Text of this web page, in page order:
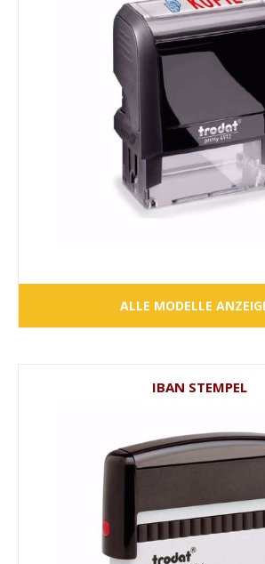
ALLE MODELLE
IBAN STEMPEL